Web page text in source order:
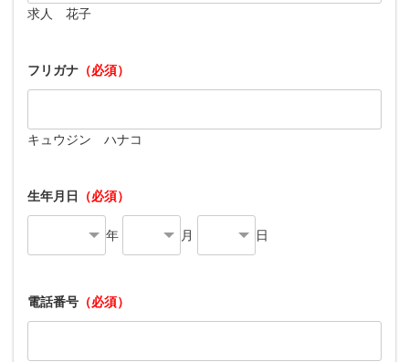
求人 花子
フリガナ （必須）
キュウジン ハナコ
生年月日 （必須）
年 月 日
電話番号 （必須）